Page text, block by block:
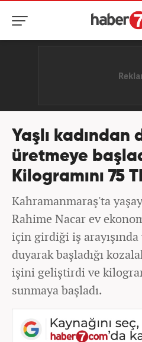
Yaşlı kadından
üretmeye
Kilogramını 75
Kahramanmaraş'ta
Rahime Nacar ev
için girdiği iş arayışında
duyarak başladığı
işini geliştirdi ve
sunmaya başladı.